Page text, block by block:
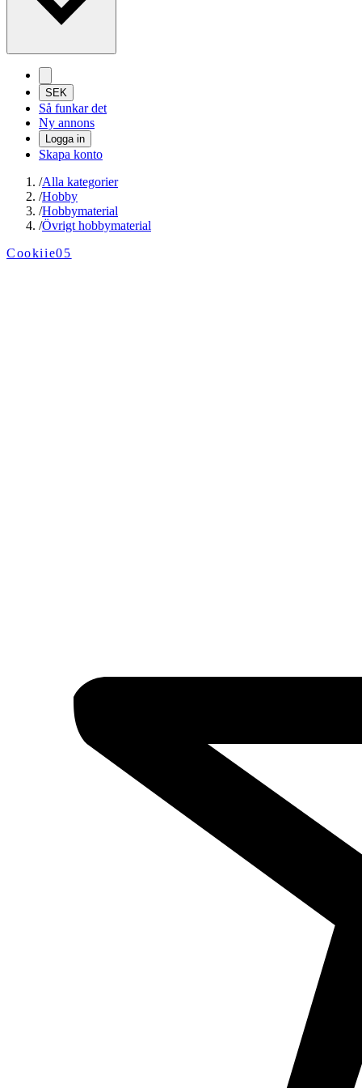
SEK
Så funkar det
Ny annons
Logga in
Skapa konto
/Alla kategorier
/Hobby
/Hobbymaterial
/Övrigt hobbymaterial
Cookiie05